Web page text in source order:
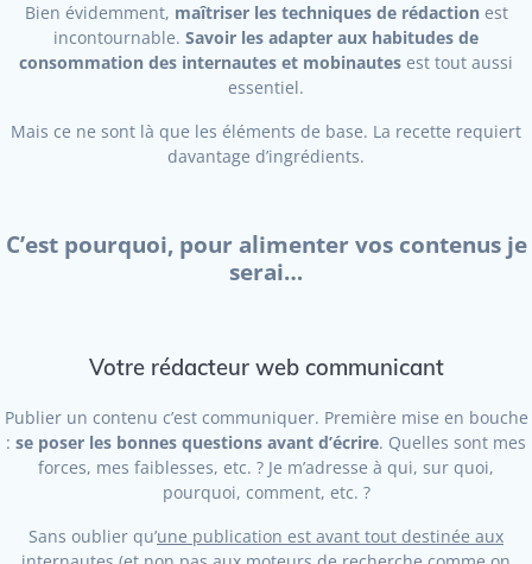
Bien évidemment, maîtriser les techniques de rédaction est
incontournable. Savoir les adapter aux habitudes de
consommation des internautes et mobinautes est tout aussi
essentiel.
Mais ce ne sont là que les éléments de base. La recette requiert
davantage d’ingrédients.
C’est pourquoi, pour alimenter vos contenus je
serai…
Votre rédacteur web communicant
Publier un contenu c’est communiquer. Première mise en bouche
: se poser les bonnes questions avant d’écrire. Quelles sont mes
forces, mes faiblesses, etc. ? Je m’adresse à qui, sur quoi,
pourquoi, comment, etc. ?
Sans oublier qu’une publication est avant tout destinée aux